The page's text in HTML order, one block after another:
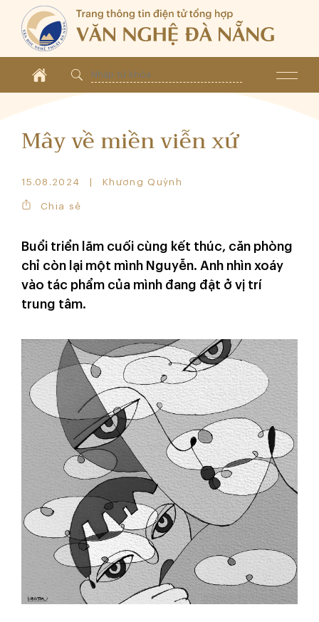
Mây về miền viễn xứ
15.08.2024 Khương Quỳnh
Chia sẻ
Buổi triển lãm cuối cùng kết thúc, căn phòng
chỉ còn lại một mình Nguyễn. Anh nhìn xoáy
vào tác phẩm của mình đang đặt ở vị trí
trung tâm.